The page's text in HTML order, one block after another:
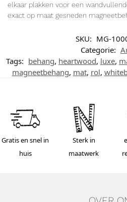
elkaar plakken voor een
exact op maat gesneden
SKU: MG-
Categorie:
Tags: behang, heartwood, luxe,
magneetbehang, mat, rol,
Gratis en snel in
huis
Sterk in
maatwerk